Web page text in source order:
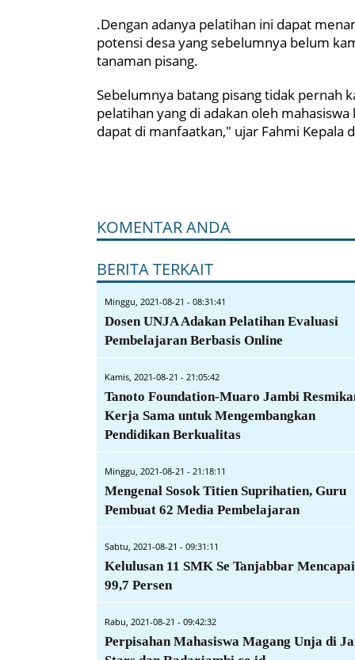
.Dengan adanya pelatihan ini dapat
potensi desa yang sebelumnya belum
tanaman pisang.
Sebelumnya batang pisang tidak pernah
pelatihan yang di adakan oleh
dapat di manfaatkan," ujar Fahmi Kepala
KOMENTAR ANDA
BERITA TERKAIT
Minggu, 2021-08-21 - 08:31:41
Dosen UNJA Adakan Pelatihan Evaluasi
Pembelajaran Berbasis Online
Kamis, 2021-08-21 - 21:05:42
Tanoto Foundation-Muaro Jambi
Kerja Sama untuk Mengembangkan
Pendidikan Berkualitas
Minggu, 2021-08-21 - 21:18:11
Mengenal Sosok Titien Suprihatien, Guru
Pembuat 62 Media Pembelajaran
Sabtu, 2021-08-21 - 09:31:11
Kelulusan 11 SMK Se Tanjabbar Mencapai
99,7 Persen
Rabu, 2021-08-21 - 09:42:32
Perpisahan Mahasiswa Magang Unja di